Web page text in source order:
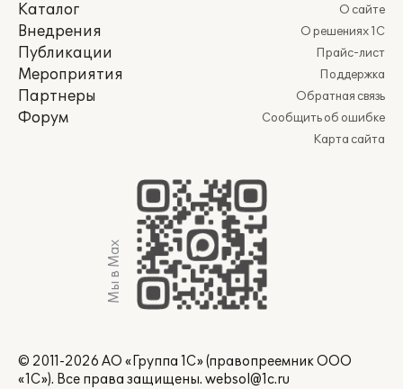
Каталог
Внедрения
Публикации
Мероприятия
Партнеры
Форум
О сайте
О решениях 1С
Прайс-лист
Поддержка
Обратная связь
Сообщить об ошибке
Карта сайта
Мы в Max
© 2011-2026 АО «Группа 1С» (правопреемник ООО
«1С»). Все права защищены. websol@1c.ru